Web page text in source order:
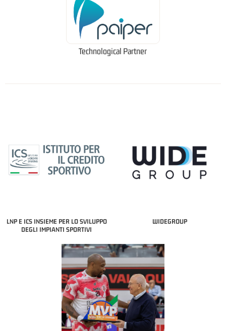
Technological Partner
LNP E ICS INSIEME PER LO SVILUPPO
DEGLI IMPIANTI SPORTIVI
WIDEGROUP